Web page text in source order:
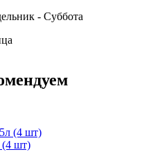
- Суббота
(4 шт)